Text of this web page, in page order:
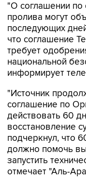
"О соглашении
пролива могут
последующих
что соглашение
требует
национальной
информирует
"Источник
соглашение по
действовать 60
восстановление
подчеркнул, что
должно помочь
запустить
отмечает "Аль-